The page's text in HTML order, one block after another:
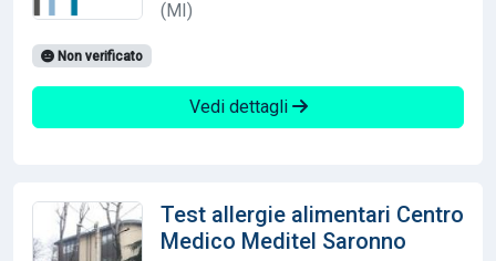
(MI)
Non verificato
Vedi dettagli
Test allergie alimentari Centro
Medico Meditel Saronno